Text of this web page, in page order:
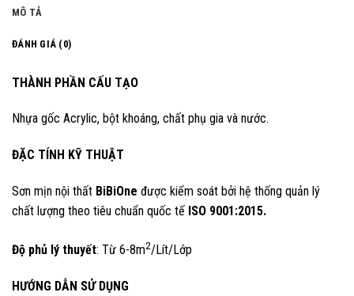
MÔ TẢ
ĐÁNH GIÁ (0)
THÀNH PHẦN CẤU TẠO
Nhựa gốc Acrylic, bột khoáng, chất phụ gia và nước.
ĐẶC TÍNH KỸ THUẬT
Sơn mịn nội thất BiBiOne được kiểm soát bởi hệ thống quản lý
chất lượng theo tiêu chuẩn quốc tế ISO 9001:2015.
Độ phủ lý thuyết: Từ 6-8m2/Lít/Lớp
HƯỚNG DẪN SỬ DỤNG